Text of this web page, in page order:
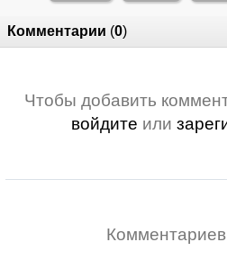
Комментарии (0)
Чтобы добавить
войдите или
Комментариев